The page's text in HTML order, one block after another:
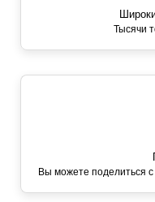
Тысячи
Вы можете поделиться